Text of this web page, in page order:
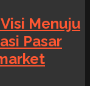
Menuju
Pasar